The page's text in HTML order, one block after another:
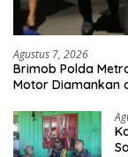
Agustus 7, 2026
Brimob Polda
Motor Diamankan